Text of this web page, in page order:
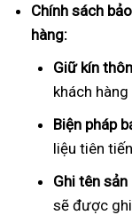
Chính sách
hàng:
Giữ kín
khách
Biện pháp
liệu tiên
Ghi tên
sẽ được ghi